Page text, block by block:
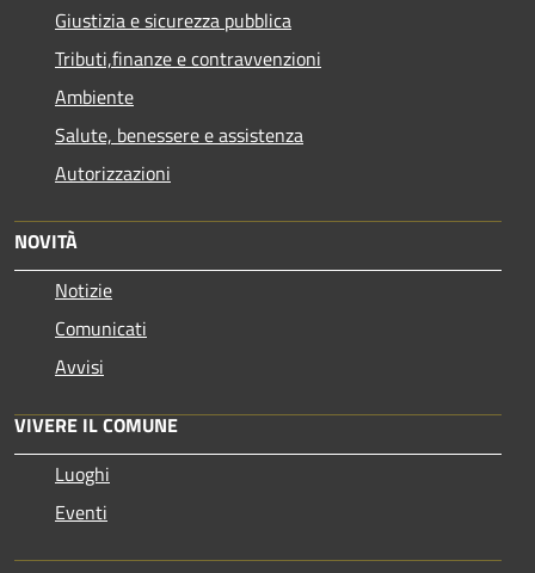
Giustizia e sicurezza pubblica
Tributi,finanze e contravvenzioni
Ambiente
Salute, benessere e assistenza
Autorizzazioni
NOVITÀ
Notizie
Comunicati
Avvisi
VIVERE IL COMUNE
Luoghi
Eventi